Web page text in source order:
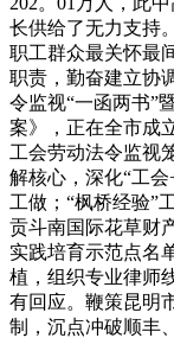
长供给了无力支持
职工群众最关怀最
职责，勤奋建立协
令监视“一函两书”
案》，正在全市成
工会劳动法令监视
解核心，深化“工
工做；“枫桥经验”
贡斗南国际花草财
实践培育示范点名
植，组织专业律师
有回应。鞭策昆明
制，沉点冲破顺丰